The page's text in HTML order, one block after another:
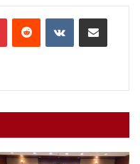
PinterestReddit VKontakteShare via Email